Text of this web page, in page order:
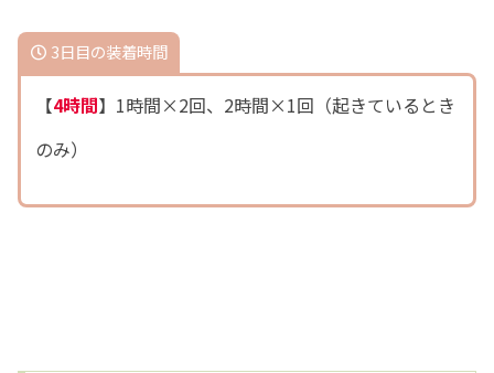
3日目の装着時間
【4時間】1時間×2回、2時間×1回（起きているとき
のみ）